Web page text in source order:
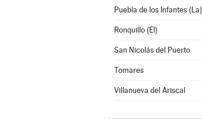
Puebla de los Infantes (La)
Ronquillo (El)
San Nicolás del Puerto
Tomares
Villanueva del Ariscal